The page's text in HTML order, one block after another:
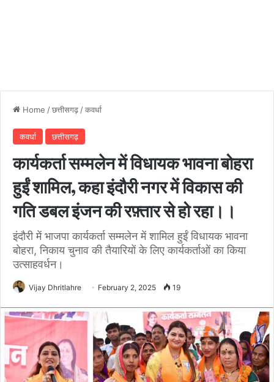
Home /छत्तीसगढ़ /कवर्धा
कवर्धा छत्तीसगढ़
कार्यकर्ता सम्मलेन में विधायक भावना बोहरा
हुईं शामिल, कहा इंदौरी नगर में विकास की
गति डबल इंजन की रफ़्तार से हो रहा।।
इंदौरी में भाजपा कार्यकर्ता सम्मलेन में शामिल हुईं विधायक भावना
बोहरा, निकाय चुनाव की तैयारियों के लिए कार्यकर्ताओं का किया
उत्साहवर्धन।
Vijay Dhritlahre February 2, 2025 19